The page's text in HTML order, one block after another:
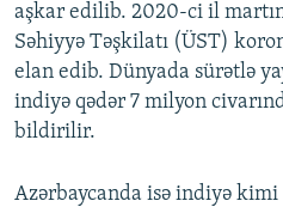
aşkar edilib. 2020-ci il
Səhiyyə Təşkilatı (ÜST)
elan edib. Dünyada sürətlə
indiyə qədər 7 milyon
bildirilir.
Azərbaycanda isə indiyə